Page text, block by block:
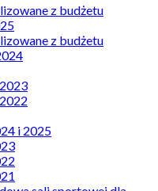
z budżetu
z budżetu
i 2025